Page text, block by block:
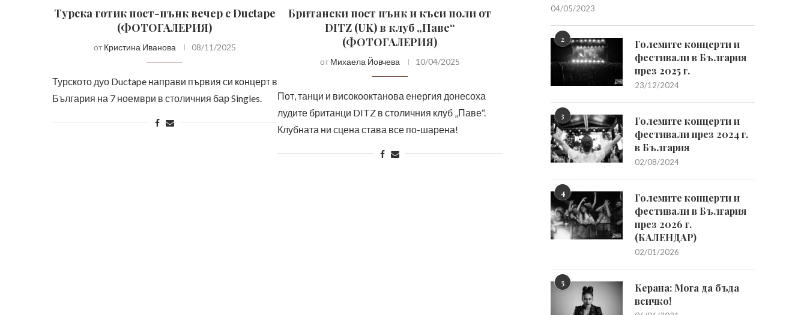
Турска готик пост-пънк вечер с Ductape
(ФОТОГАЛЕРИЯ)
от Кристина Иванова 08/11/2025
Турското дуо Ductape направи първия си концерт в
България на 7 ноември в столичния бар Singles.
Британски пост пънк и къси поли от
DITZ (UK) в клуб „Паве“
(ФОТОГАЛЕРИЯ)
от Михаела Йовчева 10/04/2025
Пот, танци и високооктанова енергия донесоха
лудите британци DITZ в столичния клуб „Паве“.
Клубната ни сцена става все по-шарена!
04/05/2023
2
Големите концерти и
фестивали в България
през 2025 г.
23/12/2024
3
Големите концерти и
фестивали през 2024 г.
в България
02/08/2024
4
Големите концерти и
фестивали в България
през 2026 г.
(КАЛЕНДАР)
02/01/2026
5
Керана: Мога да бъда
всичко!